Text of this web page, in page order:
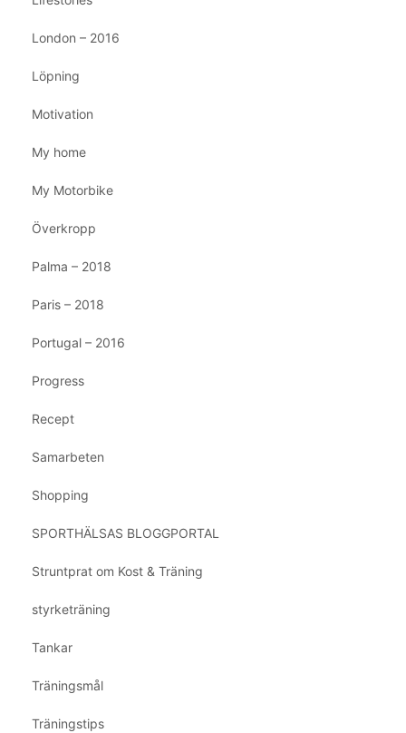
London – 2016
Löpning
Motivation
My home
My Motorbike
Överkropp
Palma – 2018
Paris – 2018
Portugal – 2016
Progress
Recept
Samarbeten
Shopping
SPORTHÄLSAS BLOGGPORTAL
Struntprat om Kost & Träning
styrketräning
Tankar
Träningsmål
Träningstips